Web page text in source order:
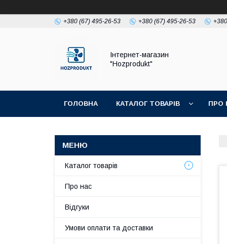
+380 (67) 495-26-53 +380 (67) 495-26-53
Інтернет-магазин
"Hozprodukt"
ГОЛОВНА КАТАЛОГ ТОВАРІВ ПРО
Каталог товарів
Про нас
Відгуки
Умови оплати та доставки